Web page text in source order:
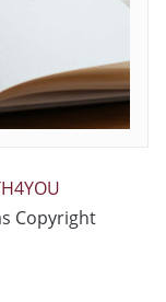
Copyright